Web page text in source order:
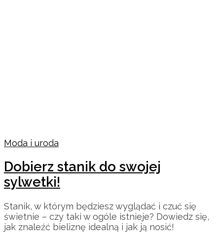
Moda i uroda
Dobierz stanik do swojej
sylwetki!
Stanik, w którym będziesz wyglądać i czuć się
świetnie – czy taki w ogóle istnieje? Dowiedz się,
jak znaleźć bieliznę idealną i jak ją nosić!